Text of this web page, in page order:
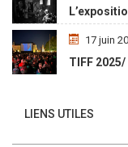
17 juin
LIENS UTILES